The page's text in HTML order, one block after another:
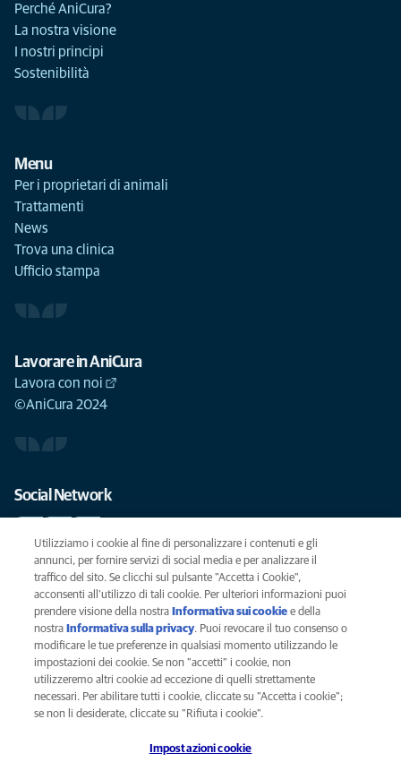
Perché AniCura?
La nostra visione
I nostri principi
Sostenibilità
Menu
Per i proprietari di animali
Trattamenti
News
Trova una clinica
Ufficio stampa
Lavorare in AniCura
Lavora con noi
©AniCura 2024
Social Network
Le migliori cure per il vostro animale domestico
SCRIVICI
info@anicura.it
Privacy
Legal
Utilizziamo i cookie al fine di personalizzare i contenuti e gli
annunci, per fornire servizi di social media e per analizzare il
traffico del sito. Se clicchi sul pulsante "Accetta i Cookie",
acconsenti all'utilizzo di tali cookie. Per ulteriori informazioni puoi
prendere visione della nostra Informativa sui cookie (opens in a new
tab)
e della
nostra Informativa sulla privacy(opens in a new tab)
. Puoi revocare il tuo consenso o
modificare le tue preferenze in qualsiasi momento utilizzando le
impostazioni dei cookie. Se non "accetti" i cookie, non
utilizzeremo altri cookie ad eccezione di quelli strettamente
necessari. Per abilitare tutti i cookie, cliccate su "Accetta i cookie";
se non li desiderate, cliccate su "Rifiuta i cookie".
Impostazioni cookie